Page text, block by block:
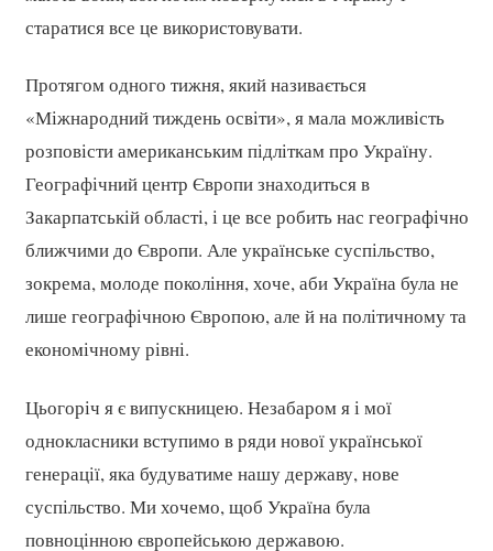
старатися все це використовувати.
Протягом одного тижня, який називається
«Міжнародний тиждень освіти», я мала можливість
розповісти американським підліткам про Україну.
Географічний центр Європи знаходиться в
Закарпатській області, і це все робить нас географічно
ближчими до Європи. Але українське суспільство,
зокрема, молоде покоління, хоче, аби Україна була не
лише географічною Європою, але й на політичному та
економічному рівні.
Цьогоріч я є випускницею. Незабаром я і мої
однокласники вступимо в ряди нової української
генерації, яка будуватиме нашу державу, нове
суспільство. Ми хочемо, щоб Україна була
повноцінною європейською державою.